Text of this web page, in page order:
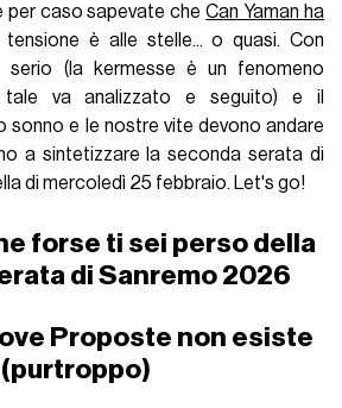
per caso sapevate cheCan Yaman ha
tensione è alle stelle... o quasi. Con
(la kermesse è un fenomeno
va analizzato e seguito) e il
sonno e le nostre vite devono andare
a sintetizzare la seconda serata di
di mercoledì 25 febbraio. Let's go!
forse ti sei perso della
di Sanremo 2026
Proposte non esiste
(purtroppo)